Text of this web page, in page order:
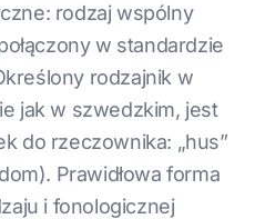
rodzaj wspólny
w standardzie
rodzajnik w
jak w szwedzkim, jest
do rzeczownika: „hus”
Prawidłowa forma
i fonologicznej